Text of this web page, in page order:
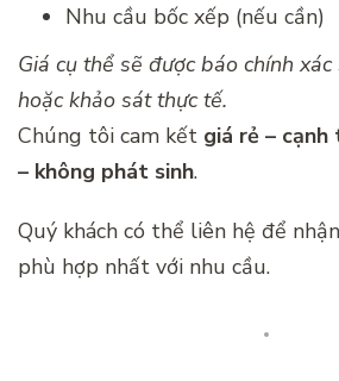
Nhu cầu bốc xếp (nếu cần)
Giá cụ thể sẽ được báo chính
hoặc khảo sát thực tế.
Chúng tôi cam kết giá rẻ – cạnh
– không phát sinh.
Quý khách có thể liên hệ để
phù hợp nhất với nhu cầu.